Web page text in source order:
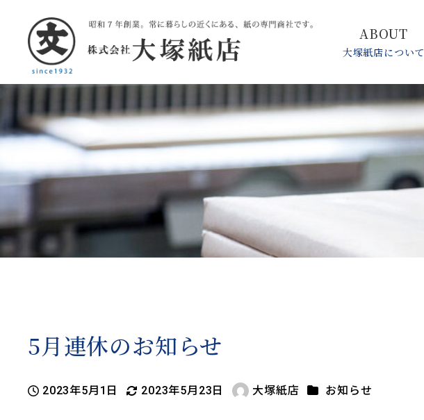
ABOUT
大塚紙店について
5月連休のお知らせ
投稿日
2023年5月1日
更新日
2023年5月23日
著
大塚紙店 カテゴリー
お知らせ